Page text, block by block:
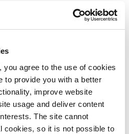
you agree to the use of cookies
to provide you with a better
improve website
usage and deliver content
The site cannot
cookies, so it is not possible to
Rennprogramm:
gemeinsam unvergesslich –